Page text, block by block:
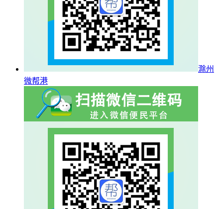
滁州
微帮港